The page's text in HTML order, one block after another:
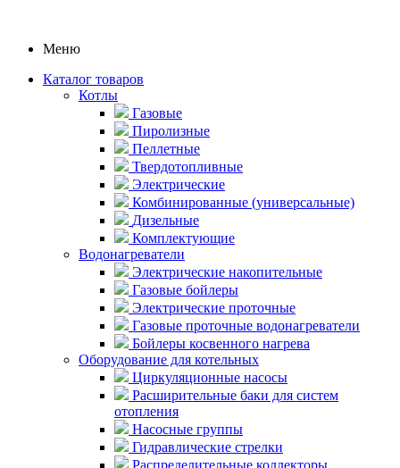
Меню
Каталог товаров
Котлы
Газовые
Пиролизные
Пеллетные
Твердотопливные
Электрические
Комбинированные (универсальные)
Дизельные
Комплектующие
Водонагреватели
Электрические накопительные
Газовые бойлеры
Электрические проточные
Газовые проточные водонагреватели
Бойлеры косвенного нагрева
Оборудование для котельных
Циркуляционные насосы
Расширительные баки для систем
отопления
Насосные группы
Гидравлические стрелки
Распределительные коллекторы